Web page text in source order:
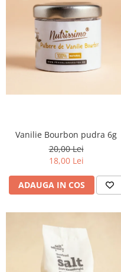
CREME ȘI PASTE TARTINABILE
CONDIMENTE
CEAIURI GRECEȘTI
CIOCOLATĂ ȘI CACAO
SUPERALIMENTE
PRODUSE ECO / ORGANICE
PRODUSE ROMÂNEȘTI
COSMETICE
Vanilie Bourbon pudra 6g
20,00 Lei
18,00 Lei
ADAUGA IN COS